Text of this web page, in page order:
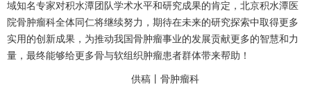
域知名专家对积水潭团队学术水平和研究成果的肯定，北京积水潭医
院骨肿瘤科全体同仁将继续努力，期待在未来的研究探索中取得更多
实用的创新成果，为推动我国 骨肿瘤事业的发展贡献更多的智慧和力
量，最终能够给更多骨与软组织肿瘤患者群体带来帮助！
供稿丨 骨肿瘤科